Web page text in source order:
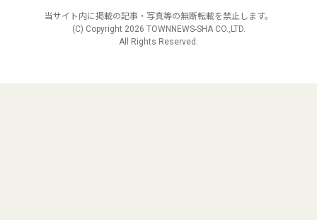
当サイト内に掲載の記事・写真等の無断転載を禁止します。
(C) Copyright 2026 TOWNNEWS-SHA CO.,LTD.
All Rights Reserved.